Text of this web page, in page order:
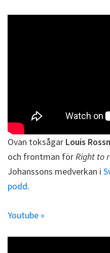
Ovan toksågar Louis
och frontman förRight to
Johanssons medverkan i
podd.
Youtube »